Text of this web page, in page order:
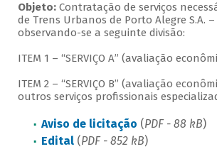
Objeto: Contratação de serviços
de Trens Urbanos de Porto Alegre S.A.
observando-se a seguinte divisão:
ITEM 1 – “SERVIÇO A” (avaliação
ITEM 2 – “SERVIÇO B” (avaliação
outros serviços profissionais
Aviso de licitação (PDF - 88 kB)
Edital(PDF - 852 kB)